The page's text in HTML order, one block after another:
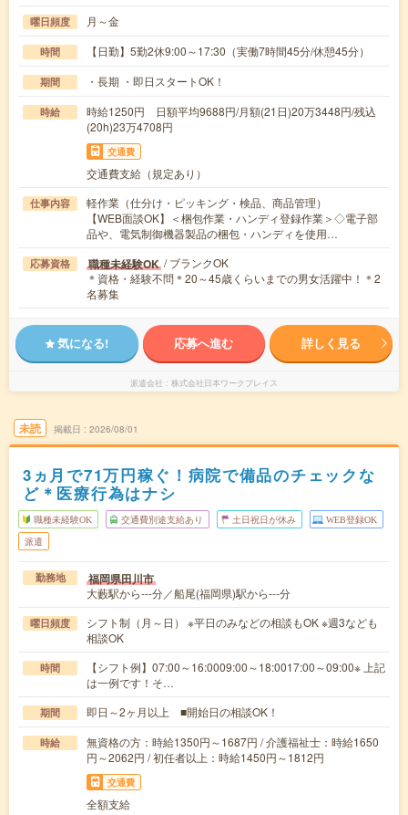
曜日頻度 月～金
時間 【日勤】5勤2休9:00～17:30（実働7時間45分/休憩45分）
期間 ・長期 ・即日スタートOK！
時給
時給1250円 日額平均9688円/月額(21日)20万3448円/残込
(20h)23万4708円
交通費
交通費支給（規定あり）
仕事内容
軽作業（仕分け・ピッキング・検品、商品管理）
【WEB面談OK】＜梱包作業・ハンディ登録作業＞◇電子部
品や、電気制御機器製品の梱包・ハンディを使用…
応募資格 職種未経験OK / ブランクOK
＊資格・経験不問＊20～45歳くらいまでの男女活躍中！＊2
名募集
気になる! 応募へ進む 詳しく見る
派遣会社 株式会社日本ワークプレイス
未読 掲載日 2026/08/01
3ヵ月で71万円稼ぐ！病院で備品のチェックな
ど＊医療行為はナシ
職種未経験OK 交通費別途支給あり 土日祝日が休み WEB登録OK
派遣
勤務地 福岡県田川市
大藪駅から---分／船尾(福岡県)駅から---分
曜日頻度
シフト制（月～日） ※平日のみなどの相談もOK ※週3なども
相談OK
時間
【シフト例】07:00～16:0009:00～18:0017:00～09:00※ 上記
は一例です！そ…
期間 即日～2ヶ月以上 ■開始日の相談OK！
時給
無資格の方：時給1350円～1687円 / 介護福祉士：時給1650
円～2062円 / 初任者以上：時給1450円～1812円
交通費
全額支給